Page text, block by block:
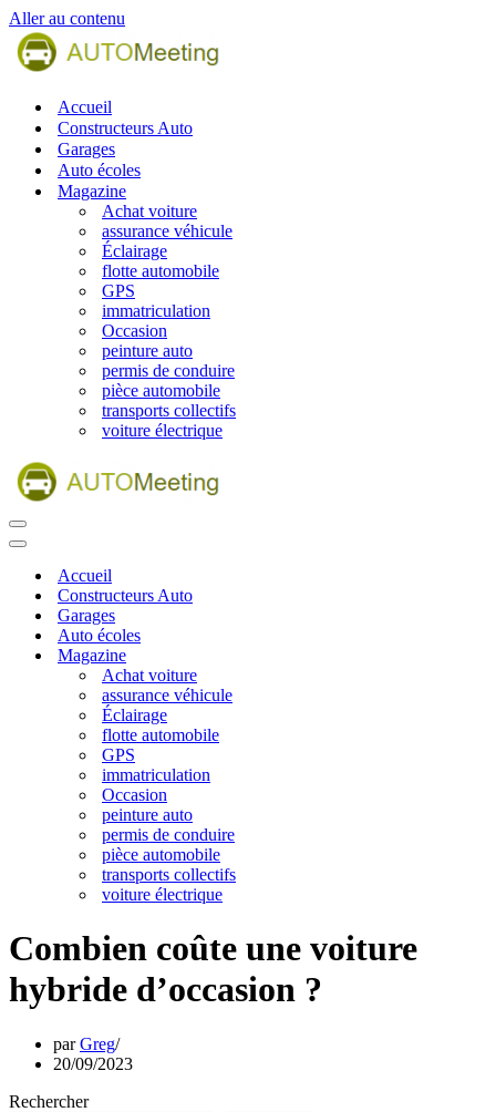
Aller au contenu
Accueil
Constructeurs Auto
Garages
Auto écoles
Magazine
Achat voiture
assurance véhicule
Éclairage
flotte automobile
GPS
immatriculation
Occasion
peinture auto
permis de conduire
pièce automobile
transports collectifs
voiture électrique
Menu
de
Menu
navigationAccueil
Constructeurs Auto
Garages
Auto écoles
Magazine
Achat voiture
assurance véhicule
Éclairage
flotte automobile
GPS
immatriculation
Occasion
peinture auto
permis de conduire
pièce automobile
transports collectifs
voiture électrique
Combien coûte une voiture
hybride d’occasion ?
parGreg
20/09/2023
Rechercher